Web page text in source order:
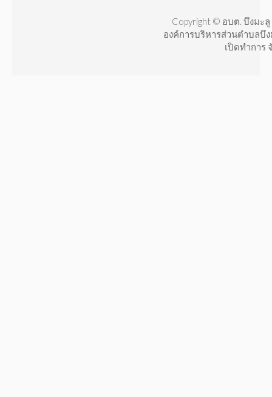
Copyright © อบต. บึงมะ
องค์การบริหารส่วนตำบลบึ